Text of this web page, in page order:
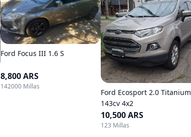
Ford Focus III 1.6 S
8,800 ARS
142000 Millas
Ford Ecosport 2.0 Titanium
143cv 4x2
10,500 ARS
123 Millas